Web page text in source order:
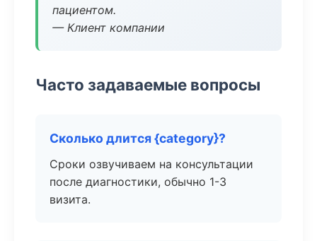
пациентом.
— Клиент компании
Часто задаваемые вопросы
Сколько длится {category}?
Сроки озвучиваем на консультации
после диагностики, обычно 1-3
визита.